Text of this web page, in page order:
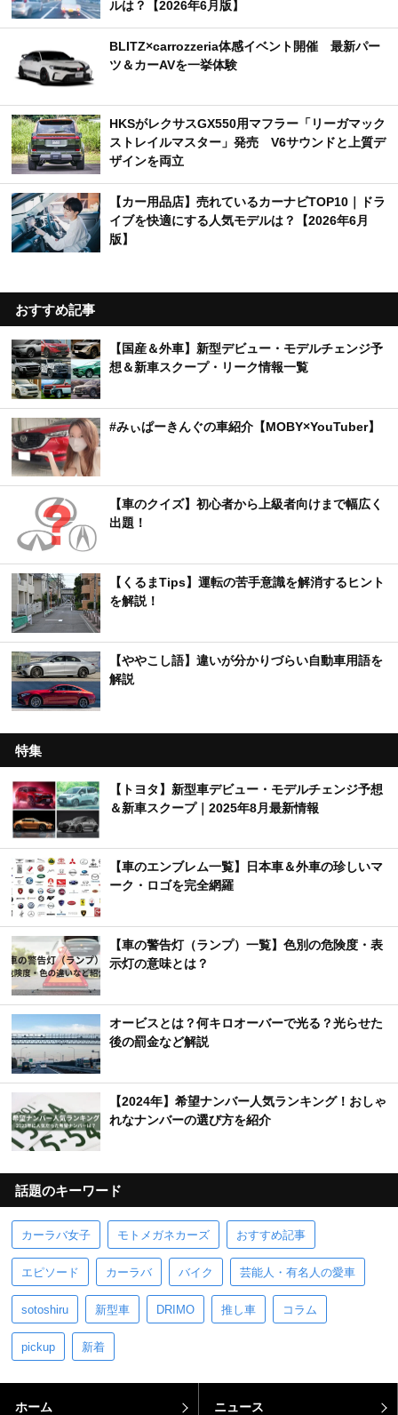
ルは？【2026年6月版】
BLITZ×carrozzeria体感イベント開催 最新パー
ツ＆カーAVを一挙体験
HKSがレクサスGX550用マフラー「リーガマック
ストレイルマスター」発売 V6サウンドと上質デ
ザインを両立
【カー用品店】売れているカーナビTOP10｜ドラ
イブを快適にする人気モデルは？【2026年6月
版】
おすすめ記事
【国産＆外車】新型デビュー・モデルチェンジ予
想＆新車スクープ・リーク情報一覧
#みぃぱーきんぐの車紹介【MOBY×YouTuber】
【車のクイズ】初心者から上級者向けまで幅広く
出題！
【くるまTips】運転の苦手意識を解消するヒント
を解説！
【ややこし語】違いが分かりづらい自動車用語を
解説
特集
【トヨタ】新型車デビュー・モデルチェンジ予想
＆新車スクープ｜2025年8月最新情報
【車のエンブレム一覧】日本車＆外車の珍しいマ
ーク・ロゴを完全網羅
【車の警告灯（ランプ）一覧】色別の危険度・表
示灯の意味とは？
オービスとは？何キロオーバーで光る？光らせた
後の罰金など解説
【2024年】希望ナンバー人気ランキング！おしゃ
れなナンバーの選び方を紹介
話題のキーワード
カーラバ女子 モトメガネカーズ おすすめ記事
エピソード カーラバ バイク 芸能人・有名人の愛車
sotoshiru 新型車 DRIMO 推し車 コラム
pickup 新着
ホーム ニュース